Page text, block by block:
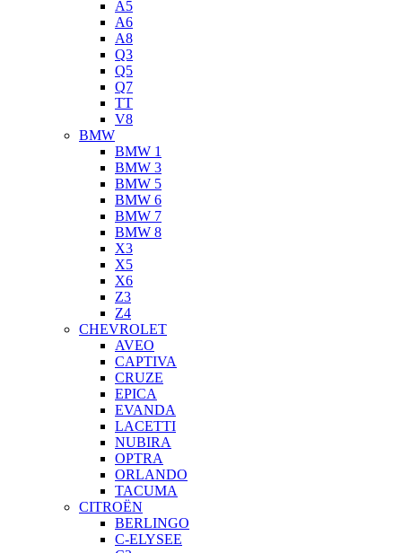
A5
A6
A8
Q3
Q5
Q7
TT
V8
BMW
BMW 1
BMW 3
BMW 5
BMW 6
BMW 7
BMW 8
X3
X5
X6
Z3
Z4
CHEVROLET
AVEO
CAPTIVA
CRUZE
EPICA
EVANDA
LACETTI
NUBIRA
OPTRA
ORLANDO
TACUMA
CITROËN
BERLINGO
C-ELYSEE